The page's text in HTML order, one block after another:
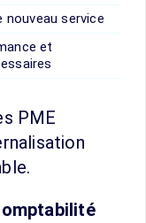
nouveau service
et
PME